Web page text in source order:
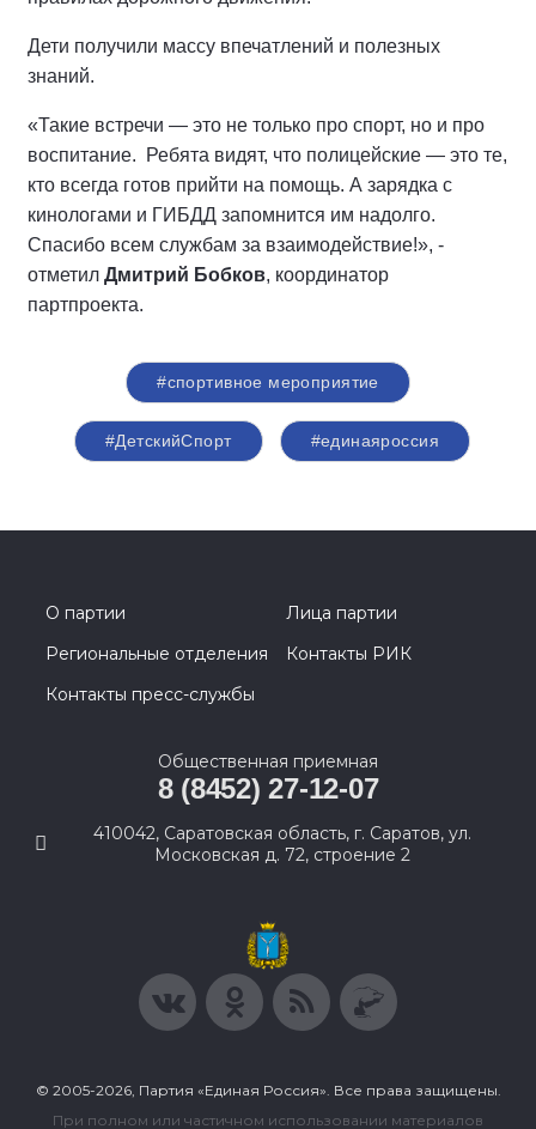
Дети получили массу впечатлений и полезных
знаний.
«Такие встречи — это не только про спорт, но и про
воспитание. Ребята видят, что полицейские — это те,
кто всегда готов прийти на помощь. А зарядка с
кинологами и ГИБДД запомнится им надолго.
Спасибо всем службам за взаимодействие!», -
отметил Дмитрий Бобков, координатор
партпроекта.
#спортивное мероприятие
#ДетскийСпорт #единаяроссия
О партии
Лица партии
Региональные отделения
Контакты РИК
Контакты пресс-службы
Общественная приемная
8 (8452) 27-12-07
410042, Саратовская область, г. Саратов, ул.
Московская д. 72, строение 2
© 2005-2026, Партия «Единая Россия». Все права защищены.
При полном или частичном использовании материалов